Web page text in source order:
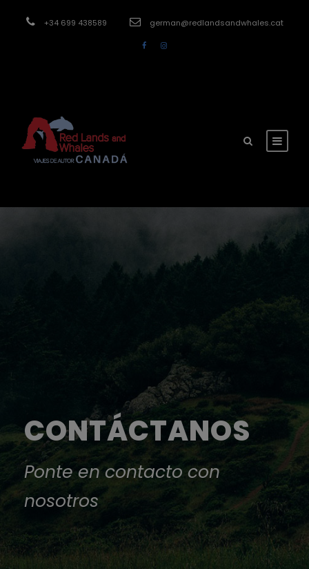
+34 699 438589 german@redlandsandwhales.cat
CONTÁCTANOS
Ponte en contacto con
nosotros